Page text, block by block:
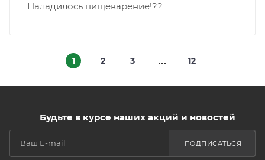
Наладилось пищеварение!??
1 2 3 12
Будьте в курсе наших акций и новостей
ПОДПИСАТЬСЯ